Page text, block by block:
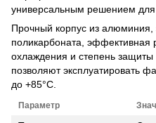
универсальным решением для
Прочный корпус из алюминия,
поликарбоната, эффективная
охлаждения и степень защиты
позволяют эксплуатировать
до +85°C.
Параметр